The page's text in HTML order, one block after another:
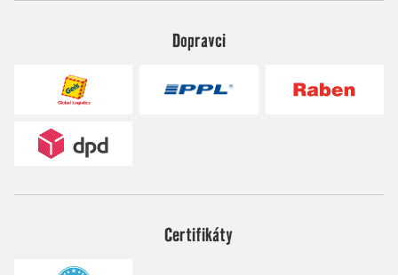
Dopravci
Certifikáty